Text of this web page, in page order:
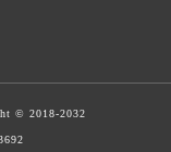
© 2018-2032